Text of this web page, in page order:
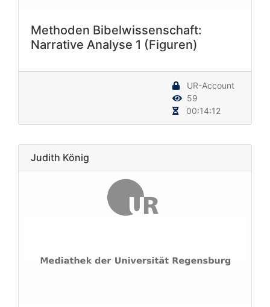
Methoden Bibelwissenschaft:
Narrative Analyse 1 (Figuren)
UR-Account
59
00:14:12
Judith König